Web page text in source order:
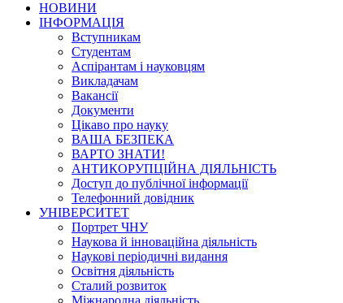
НОВИНИ
ІНФОРМАЦІЯ
Вступникам
Студентам
Аспірантам і науковцям
Викладачам
Вакансії
Документи
Цікаво про науку
ВАША БЕЗПЕКА
ВАРТО ЗНАТИ!
АНТИКОРУПЦІЙНА ДІЯЛЬНІСТЬ
Доступ до публічної інформації
Телефонний довідник
УНІВЕРСИТЕТ
Портрет ЧНУ
Наукова й інноваційна діяльність
Наукові періодичні видання
Освітня діяльність
Сталий розвиток